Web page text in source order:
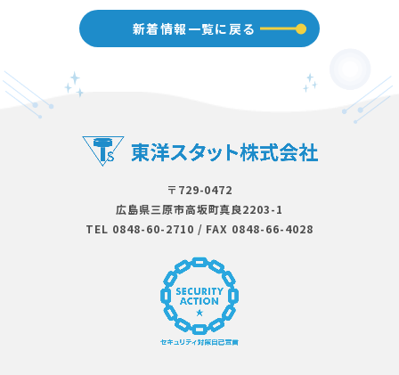
新着情報一覧に戻る
〒729-0472
広島県三原市⾼坂町真良2203-1
TEL 0848-60-2710 / FAX 0848-66-4028